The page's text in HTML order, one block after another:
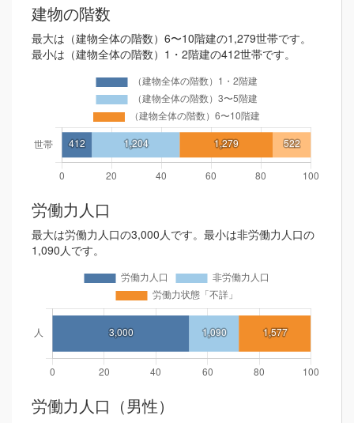
建物の階数
最大は（建物全体の階数）6〜10階建の1,279世帯です。
最小は（建物全体の階数）1・2階建の412世帯です。
労働力人口
最大は労働力人口の3,000人です。最小は非労働力人口の
1,090人です。
労働力人口（男性）